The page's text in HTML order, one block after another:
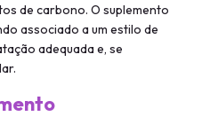
de carbono. O suplemento
associado a um estilo de
adequada e, se